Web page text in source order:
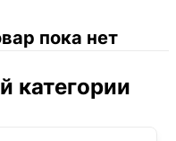
пока нет
категории